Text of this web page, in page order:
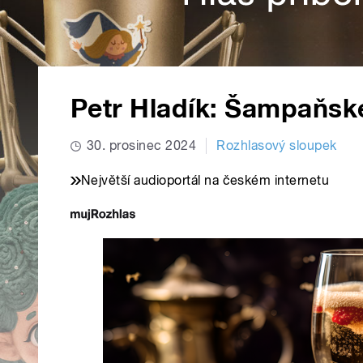
Petr Hladík:
30. prosinec 2024 Rozhlasový sloupek
Největší audioportál na českém internetu